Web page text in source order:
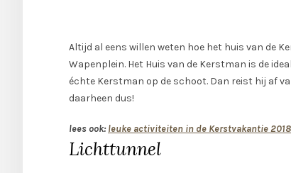
Altijd al eens willen weten hoe het huis van de
Wapenplein. Het Huis van de Kerstman is de
échte Kerstman op de schoot. Dan reist hij af
daarheen dus!
lees ook:leuke activiteiten in de Kerstvakantie 2018
Lichttunnel